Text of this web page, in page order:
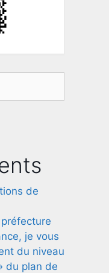
de
je vous
du niveau
du plan de